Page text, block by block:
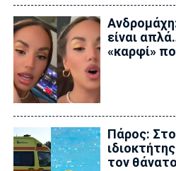
είναι
«καρφί»
Πάρος:
τον